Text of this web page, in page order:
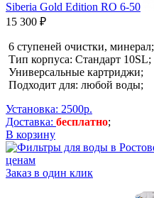
Siberia Gold Edition RO 6-50
15 300 ₽
6 ступеней очистки, минерал;
Тип корпуса: Стандарт 10SL;
Универсальные картриджи;
Подходит для: любой воды;
Установка: 2500р.
Доставка: бесплатно;
В корзину
Заказ в один клик